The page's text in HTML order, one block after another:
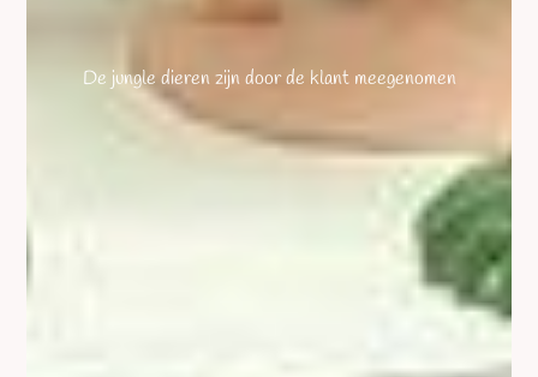
De jungle dieren zijn door de klant meegenomen